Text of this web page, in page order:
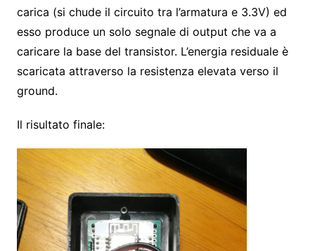
carica (si chude il circuito tra l’armatura e 3.3V) ed
esso produce un solo segnale di output che va a
caricare la base del transistor. L’energia residuale è
scaricata attraverso la resistenza elevata verso il
ground.
Il risultato finale: